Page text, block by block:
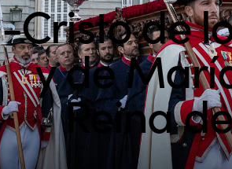
-Cristo de
y de
Reina